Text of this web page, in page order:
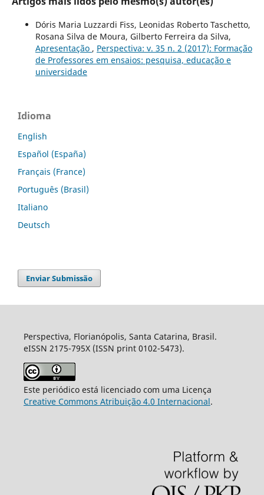
Dóris Maria Luzzardi Fiss, Leonidas Roberto Taschetto,
Rosana Silva de Moura, Gilberto Ferreira da Silva,
Apresentação , Perspectiva: v. 35 n. 2 (2017): Formação
de Professores em ensaios: pesquisa, educação e
universidade
Idioma
English
Español (España)
Français (France)
Português (Brasil)
Italiano
Deutsch
Enviar Submissão
Perspectiva, Florianópolis, Santa Catarina, Brasil.
eISSN 2175-795X (ISSN print 0102-5473).
Este periódico está licenciado com uma Licença
Creative Commons Atribuição 4.0 Internacional.